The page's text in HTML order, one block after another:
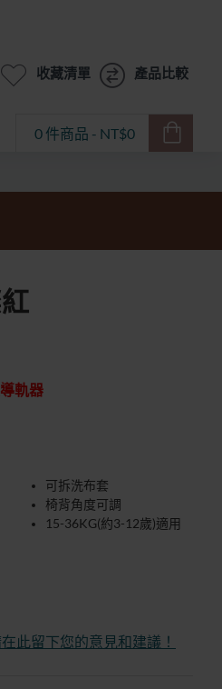
收藏清單 產品比較
0 件商品 - NT$0
軌器
可拆洗布套
椅背角度可調
15-36KG(約3-12歲)適用
此留下您的意見和建議！